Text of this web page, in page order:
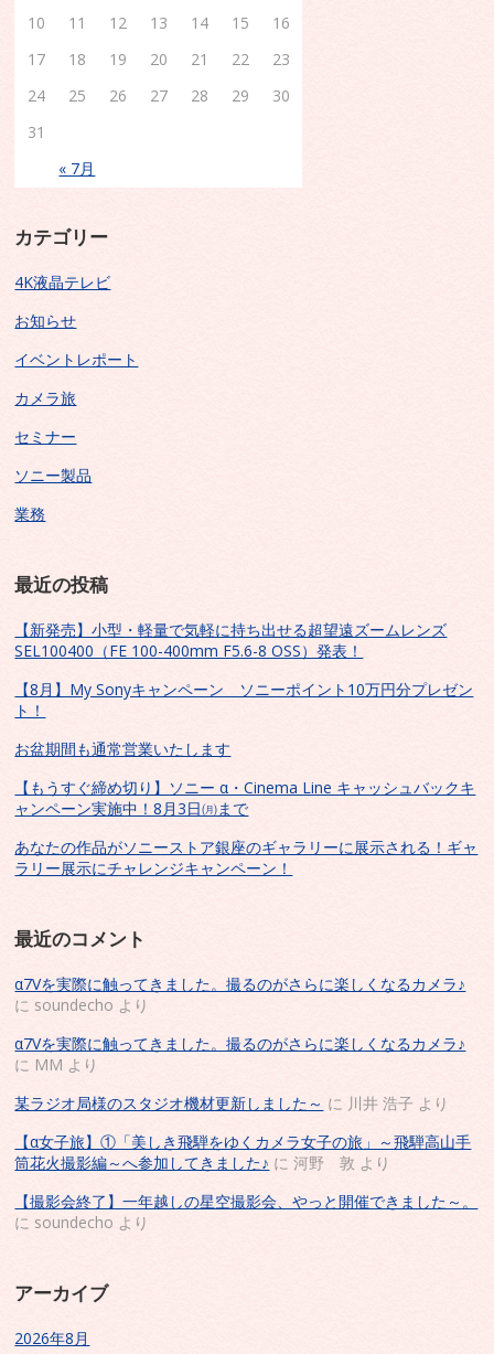
« 7月
10
11 12 13 14 15
16
17
18 19 20 21 22
23
24
25 26 27 28 29
30
31
カテゴリー
4K液晶テレビ
お知らせ
イベントレポート
カメラ旅
セミナー
ソニー製品
業務
最近の投稿
【新発売】小型・軽量で気軽に持ち出せる超望遠ズームレンズ
SEL100400（FE 100-400mm F5.6-8 OSS）発表！
【8月】My Sonyキャンペーン ソニーポイント10万円分プレゼン
ト！
お盆期間も通常営業いたします
【もうすぐ締め切り】ソニー α・Cinema Line キャッシュバックキ
ャンペーン実施中！8月3日㈪まで
あなたの作品がソニーストア銀座のギャラリーに展示される！ギャ
ラリー展示にチャレンジキャンペーン！
最近のコメント
α7Vを実際に触ってきました。撮るのがさらに楽しくなるカメラ♪
に soundecho より
α7Vを実際に触ってきました。撮るのがさらに楽しくなるカメラ♪
に MM より
某ラジオ局様のスタジオ機材更新しました～ に 川井 浩子 より
【α女子旅】①「美しき飛騨をゆくカメラ女子の旅」～飛騨高山手
筒花火撮影編～へ参加してきました♪ に河野 敦 より
【撮影会終了】一年越しの星空撮影会、やっと開催できました～。
に soundecho より
アーカイブ
2026年8月